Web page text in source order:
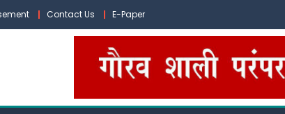
Contact Us E-Paper